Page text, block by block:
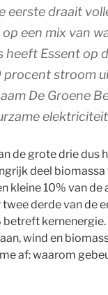
eerste draait
een mix van
heeft Essent op
stroom
De Groene
de grote drie dus
deel
kleine 10% van de
twee derde van de
betreft
wind en
af: waarom